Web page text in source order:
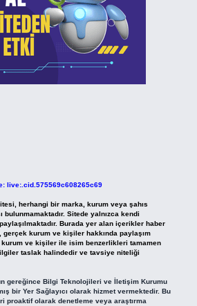
live:.cid.575569c608265c69
herhangi bir marka, kurum veya şahıs
bulunmamaktadır. Sitede yalnızca kendi
paylaşılmaktadır. Burada yer alan içerikler haber
gerçek kurum ve kişiler hakkında paylaşım
kurum ve kişiler ile isim benzerlikleri tamamen
taslak halindedir ve tavsiye niteliği
gereğince Bilgi Teknolojileri ve İletişim Kurumu
bir Yer Sağlayıcı olarak hizmet vermektedir. Bu
proaktif olarak denetleme veya araştırma